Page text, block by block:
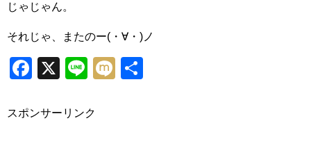
じゃじゃん。
それじゃ、またのー(・∀・)ノ
Facebook
X LineMixi
スポンサーリンク